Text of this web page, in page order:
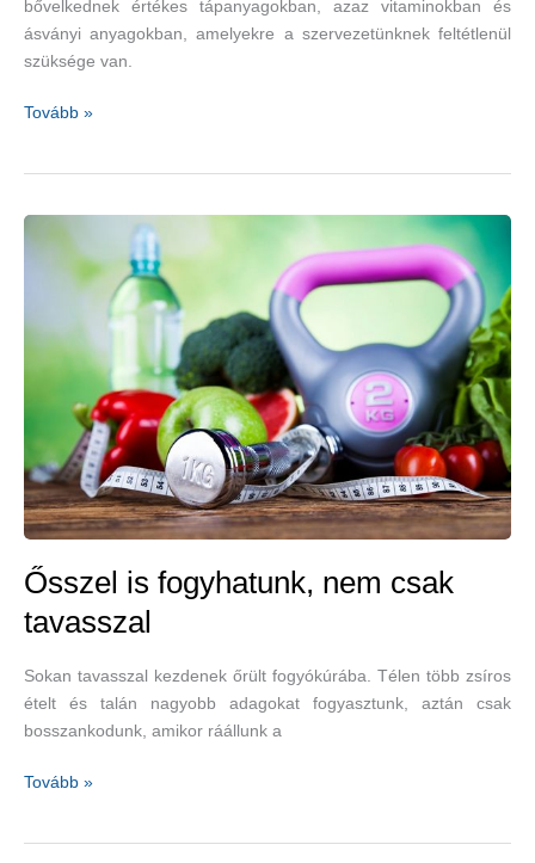
bővelkednek értékes tápanyagokban, azaz vitaminokban és
ásványi anyagokban, amelyekre a szervezetünknek feltétlenül
szüksége van.
Alacsony
Tovább »
Ősszel is fogyhatunk, nem csak
tavasszal
Sokan tavasszal kezdenek őrült fogyókúrába. Télen több zsíros
ételt és talán nagyobb adagokat fogyasztunk, aztán csak
bosszankodunk, amikor ráállunk a
Ősszel
Tovább »